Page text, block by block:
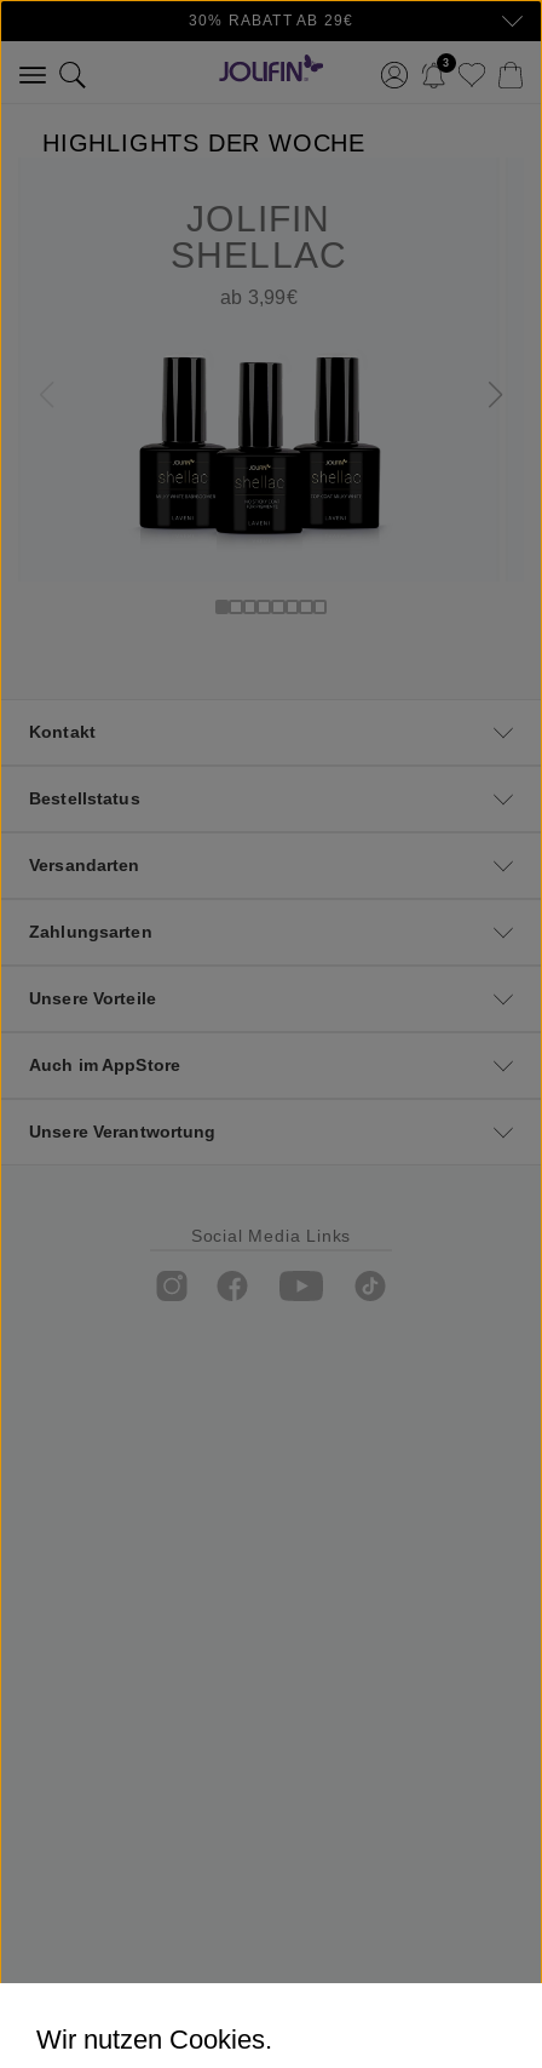
Zum Hauptinhalt springen30% RABATT AB 29€
3
HIGHLIGHTS DER WOCHE
JOLIFIN
SHELLAC
ab 3,99€
Kontakt
Bestellstatus
Versandarten
Zahlungsarten
Unsere Vorteile
Auch im AppStore
Unsere Verantwortung
Social Media Links
Wir nutzen Cookies.